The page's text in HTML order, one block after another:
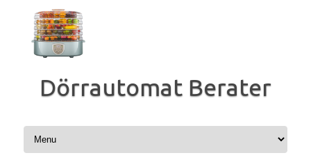
Inhalt
springen
Dörrautomat Berater